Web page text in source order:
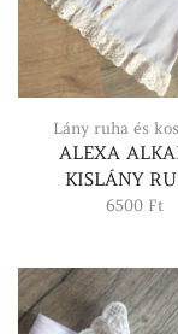
Lány ruha és
ALEXA
KISLÁNY
6500 Ft